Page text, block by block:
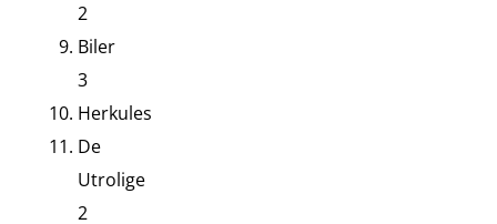
2
Biler
3
Herkules
De
Utrolige
2